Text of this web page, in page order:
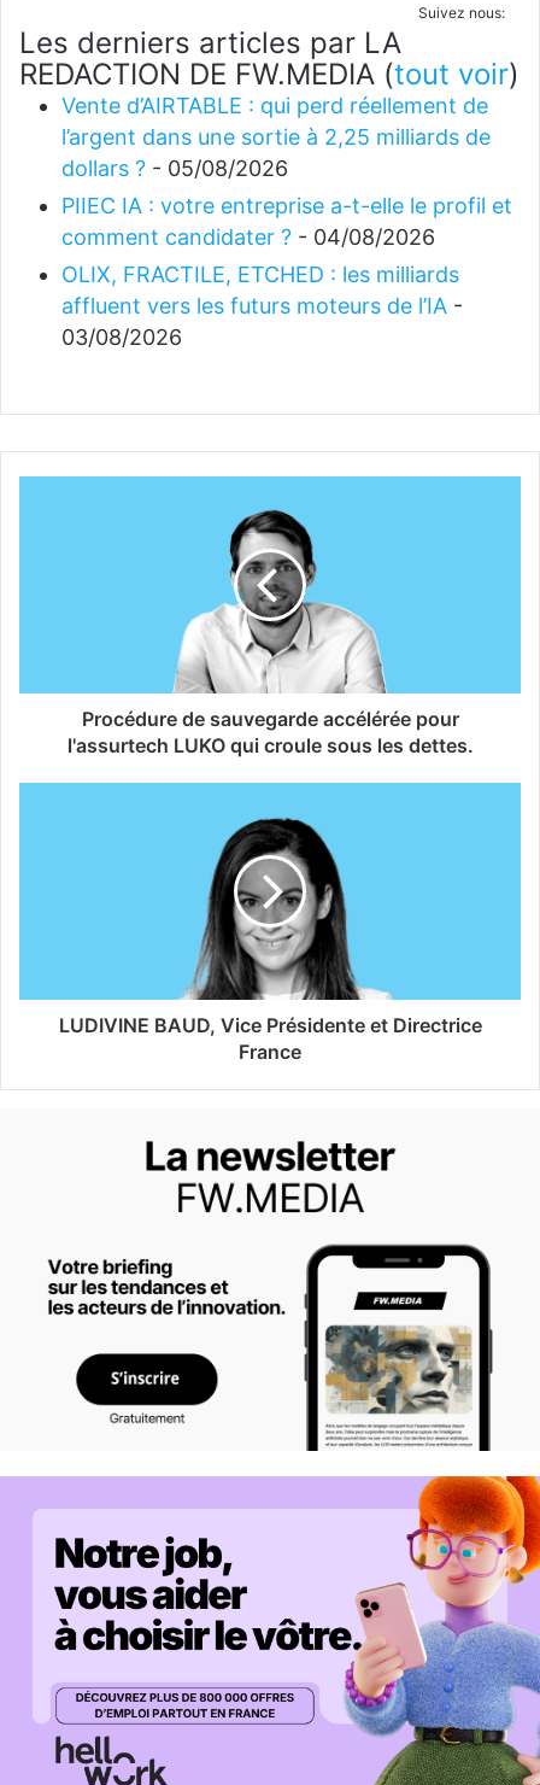
Suivez nous:
Les derniers articles par LA
REDACTION DE FW.MEDIA (tout voir)
Vente d’AIRTABLE : qui perd réellement de
l’argent dans une sortie à 2,25 milliards de
dollars ? - 05/08/2026
PIIEC IA : votre entreprise a-t-elle le profil et
comment candidater ? - 04/08/2026
OLIX, FRACTILE, ETCHED : les milliards
affluent vers les futurs moteurs de l’IA -
03/08/2026
Procédure de sauvegarde accélérée pour
l'assurtech LUKO qui croule sous les dettes.
LUDIVINE BAUD, Vice Présidente et Directrice
France